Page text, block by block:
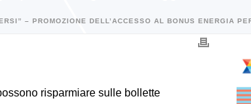
– PROMOZIONE DELL’ACCESSO AL BONUS ENERGIA
risparmiare sulle bollette